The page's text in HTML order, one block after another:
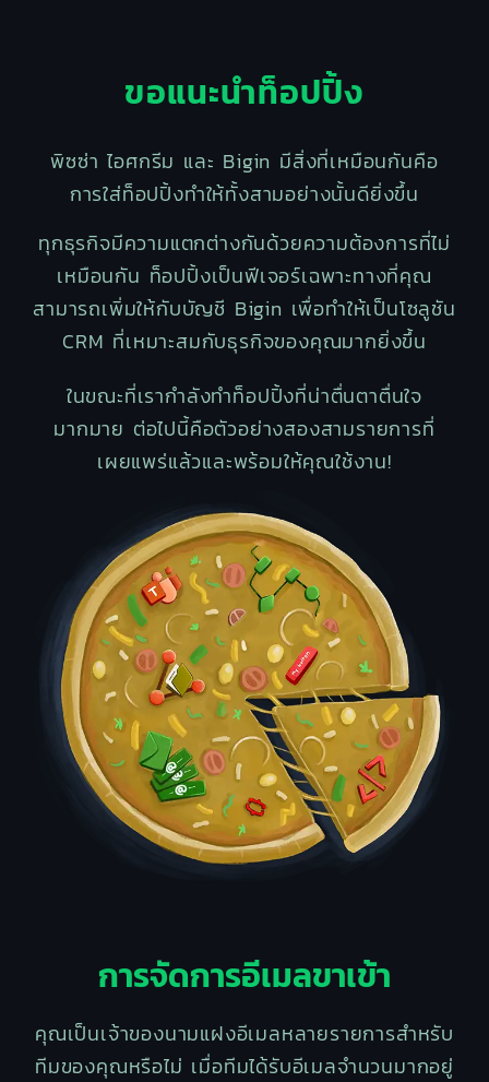
ขอแนะนำท็อปปิ้ง
พิซซ่า ไอศกรีม และ Bigin มีสิ่งที่เหมือนกันคือ
การใส่ท็อปปิ้งทำให้ทั้งสามอย่างนั้นดียิ่งขึ้น
ทุกธุรกิจมีความแตกต่างกันด้วยความต้องการที่ไม่
เหมือนกัน ท็อปปิ้งเป็นฟีเจอร์เฉพาะทางที่คุณ
สามารถเพิ่มให้กับบัญชี Bigin เพื่อทำให้เป็นโซลูชัน
CRM ที่เหมาะสมกับธุรกิจของคุณมากยิ่งขึ้น
ในขณะที่เรากำลังทำท็อปปิ้งที่น่าตื่นตาตื่นใจ
มากมาย ต่อไปนี้คือตัวอย่างสองสามรายการที่
เผยแพร่แล้วและพร้อมให้คุณใช้งาน!
การจัดการอีเมลขาเข้า
คุณเป็นเจ้าของนามแฝงอีเมลหลายรายการสำหรับ
ทีมของคุณหรือไม่ เมื่อทีมได้รับอีเมลจำนวนมากอยู่